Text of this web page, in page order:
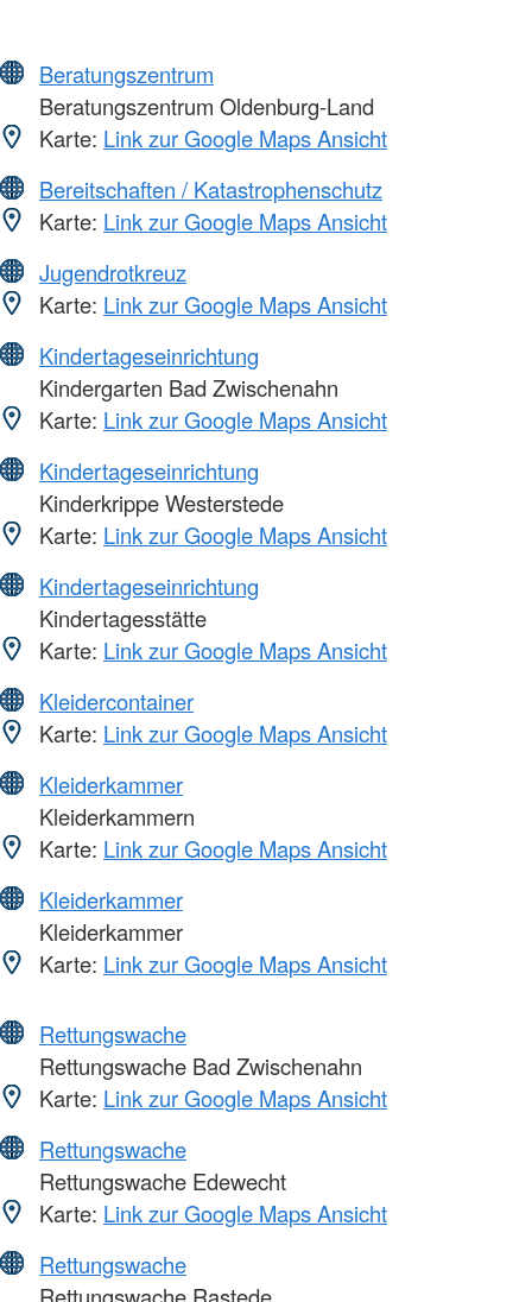
Beratungszentrum
Beratungszentrum Oldenburg-Land
Karte: Link zur Google Maps Ansicht
Bereitschaften / Katastrophenschutz
Karte: Link zur Google Maps Ansicht
Jugendrotkreuz
Karte: Link zur Google Maps Ansicht
Kindertageseinrichtung
Kindergarten Bad Zwischenahn
Karte: Link zur Google Maps Ansicht
Kindertageseinrichtung
Kinderkrippe Westerstede
Karte: Link zur Google Maps Ansicht
Kindertageseinrichtung
Kindertagesstätte
Karte: Link zur Google Maps Ansicht
Kleidercontainer
Karte: Link zur Google Maps Ansicht
Kleiderkammer
Kleiderkammern
Karte: Link zur Google Maps Ansicht
Kleiderkammer
Kleiderkammer
Karte: Link zur Google Maps Ansicht
Rettungswache
Rettungswache Bad Zwischenahn
Karte: Link zur Google Maps Ansicht
Rettungswache
Rettungswache Edewecht
Karte: Link zur Google Maps Ansicht
Rettungswache